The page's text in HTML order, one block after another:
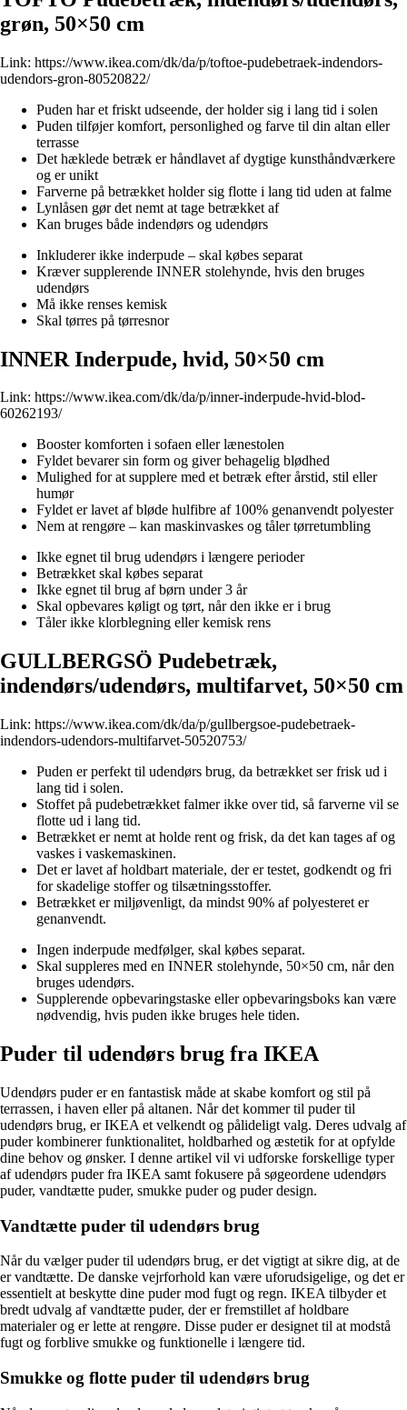
grøn, 50×50 cm
Link: https://www.ikea.com/dk/da/p/toftoe-pudebetraek-indendors-
udendors-gron-80520822/
Puden har et friskt udseende, der holder sig i lang tid i solen
Puden tilføjer komfort, personlighed og farve til din altan eller
terrasse
Det hæklede betræk er håndlavet af dygtige kunsthåndværkere
og er unikt
Farverne på betrækket holder sig flotte i lang tid uden at falme
Lynlåsen gør det nemt at tage betrækket af
Kan bruges både indendørs og udendørs
Inkluderer ikke inderpude – skal købes separat
Kræver supplerende INNER stolehynde, hvis den bruges
udendørs
Må ikke renses kemisk
Skal tørres på tørresnor
INNER Inderpude, hvid, 50×50 cm
Link: https://www.ikea.com/dk/da/p/inner-inderpude-hvid-blod-
60262193/
Booster komforten i sofaen eller lænestolen
Fyldet bevarer sin form og giver behagelig blødhed
Mulighed for at supplere med et betræk efter årstid, stil eller
humør
Fyldet er lavet af bløde hulfibre af 100% genanvendt polyester
Nem at rengøre – kan maskinvaskes og tåler tørretumbling
Ikke egnet til brug udendørs i længere perioder
Betrækket skal købes separat
Ikke egnet til brug af børn under 3 år
Skal opbevares køligt og tørt, når den ikke er i brug
Tåler ikke klorblegning eller kemisk rens
GULLBERGSÖ Pudebetræk,
indendørs/udendørs, multifarvet, 50×50 cm
Link: https://www.ikea.com/dk/da/p/gullbergsoe-pudebetraek-
indendors-udendors-multifarvet-50520753/
Puden er perfekt til udendørs brug, da betrækket ser frisk ud i
lang tid i solen.
Stoffet på pudebetrækket falmer ikke over tid, så farverne vil se
flotte ud i lang tid.
Betrækket er nemt at holde rent og frisk, da det kan tages af og
vaskes i vaskemaskinen.
Det er lavet af holdbart materiale, der er testet, godkendt og fri
for skadelige stoffer og tilsætningsstoffer.
Betrækket er miljøvenligt, da mindst 90% af polyesteret er
genanvendt.
Ingen inderpude medfølger, skal købes separat.
Skal suppleres med en INNER stolehynde, 50×50 cm, når den
bruges udendørs.
Supplerende opbevaringstaske eller opbevaringsboks kan være
nødvendig, hvis puden ikke bruges hele tiden.
Puder til udendørs brug fra IKEA
Udendørs puder er en fantastisk måde at skabe komfort og stil på
terrassen, i haven eller på altanen. Når det kommer til puder til
udendørs brug, er IKEA et velkendt og pålideligt valg. Deres udvalg af
puder kombinerer funktionalitet, holdbarhed og æstetik for at opfylde
dine behov og ønsker. I denne artikel vil vi udforske forskellige typer
af udendørs puder fra IKEA samt fokusere på søgeordene udendørs
puder, vandtætte puder, smukke puder og puder design.
Vandtætte puder til udendørs brug
Når du vælger puder til udendørs brug, er det vigtigt at sikre dig, at de
er vandtætte. De danske vejrforhold kan være uforudsigelige, og det er
essentielt at beskytte dine puder mod fugt og regn. IKEA tilbyder et
bredt udvalg af vandtætte puder, der er fremstillet af holdbare
materialer og er lette at rengøre. Disse puder er designet til at modstå
fugt og forblive smukke og funktionelle i længere tid.
Smukke og flotte puder til udendørs brug